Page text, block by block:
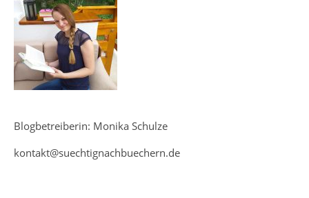
Blogbetreiberin: Monika Schulze
kontakt@suechtignachbuechern.de